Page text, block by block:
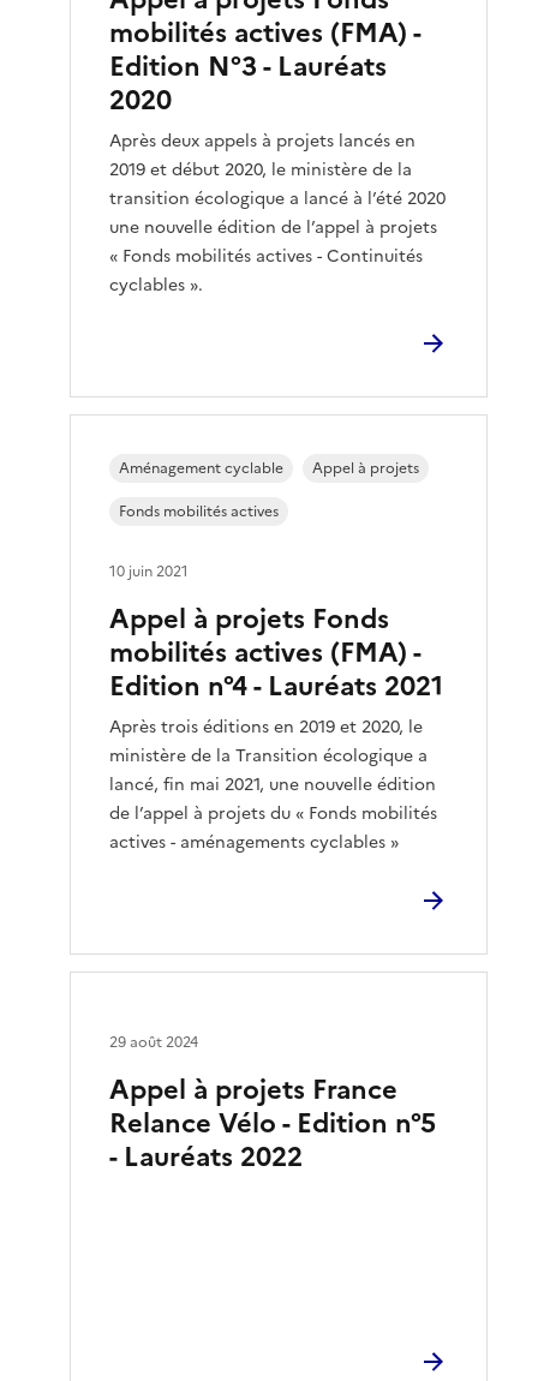
mobilités actives (FMA) -
Edition N°3 - Lauréats
2020
Après deux appels à projets lancés en
2019 et début 2020, le ministère de la
transition écologique a lancé à l’été 2020
une nouvelle édition de l’appel à projets
« Fonds mobilités actives - Continuités
cyclables ».
Appel à projets Fonds
mobilités actives (FMA) -
Edition n°4 - Lauréats 2021
Après trois éditions en 2019 et 2020, le
ministère de la Transition écologique a
lancé, fin mai 2021, une nouvelle édition
de l’appel à projets du « Fonds mobilités
actives - aménagements cyclables »
Aménagement cyclable
Appel à projets
Fonds mobilités actives
10 juin 2021
Appel à projets France
Relance Vélo - Edition n°5
- Lauréats 2022
29 août 2024